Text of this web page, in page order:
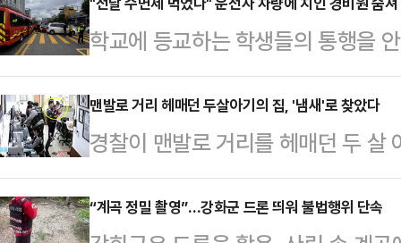
학교에 등교하는 학생들의 통행을
지는 안타까운 사고가 발생했다.28
전 8시 23분쯤 미추홀구 주안동의
여성 B씨가 몰던 차량에 치였다.이
(CPR)을 받으며 병원으로 이송됐
단보도 통행 안내를 하다가 사고를
맨발로 거리 헤매던 두살아기의 집, '냄새'로 찾았다
경찰이 맨발로 거리를 헤매던 두 살
알려져 화제를 모으고 있다.28일
후 4시 43분쯤 창원시 진해구의 한
“계곡 정밀 촬영”…강화군 드론 띄워 불법행위 단속